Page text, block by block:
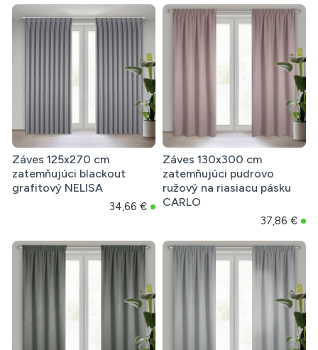
Záves 125x270 cm
zatemňujúci blackout
grafitový NELISA
34,66 €
Záves 130x300 cm
zatemňujúci pudrovo
ružový na riasiacu pásku
CARLO
37,86 €